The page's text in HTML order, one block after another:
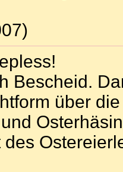
Bescheid.
über